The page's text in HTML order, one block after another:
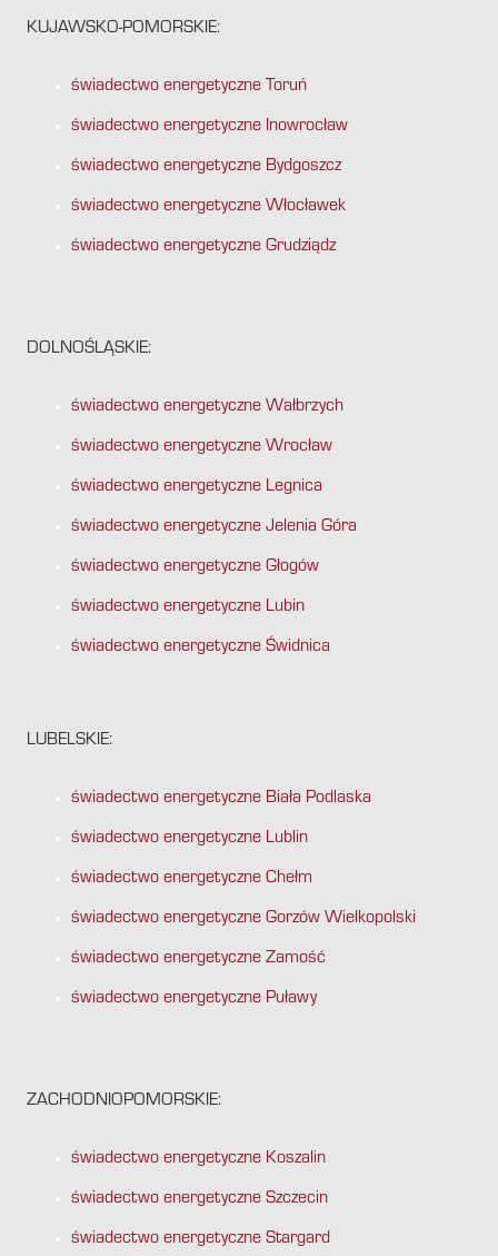
KUJAWSKO-POMORSKIE:
świadectwo energetyczne Toruń
świadectwo energetyczne Inowrocław
świadectwo energetyczne Bydgoszcz
świadectwo energetyczne Włocławek
świadectwo energetyczne Grudziądz
DOLNOŚLĄSKIE:
świadectwo energetyczne Wałbrzych
świadectwo energetyczne Wrocław
świadectwo energetyczne Legnica
świadectwo energetyczne Jelenia Góra
świadectwo energetyczne Głogów
świadectwo energetyczne Lubin
świadectwo energetyczne Świdnica
LUBELSKIE:
świadectwo energetyczne Biała Podlaska
świadectwo energetyczne Lublin
świadectwo energetyczne Chełm
świadectwo energetyczne Gorzów Wielkopolski
świadectwo energetyczne Zamość
świadectwo energetyczne Puławy
ZACHODNIOPOMORSKIE:
świadectwo energetyczne Koszalin
świadectwo energetyczne Szczecin
świadectwo energetyczne Stargard